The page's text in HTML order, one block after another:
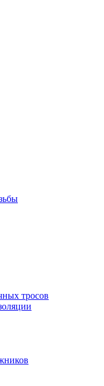
тросов